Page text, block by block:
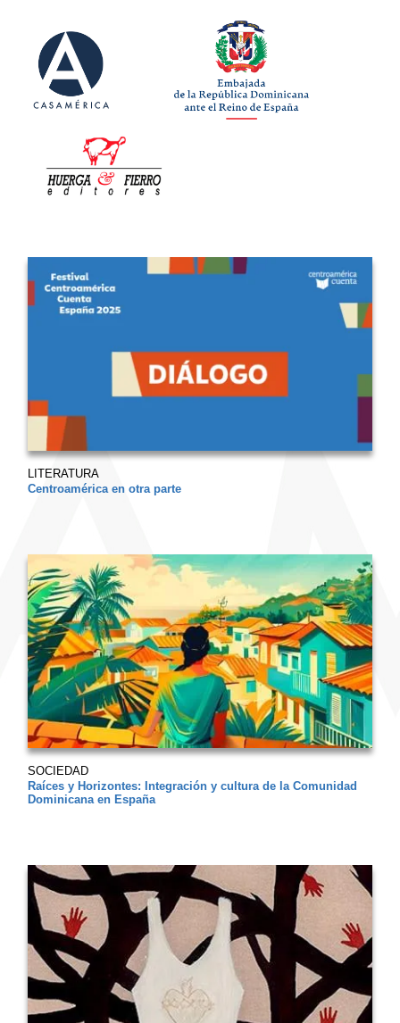
LITERATURA
Centroamérica en otra parte
SOCIEDAD
Raíces y Horizontes: Integración y cultura de la Comunidad
Dominicana en España